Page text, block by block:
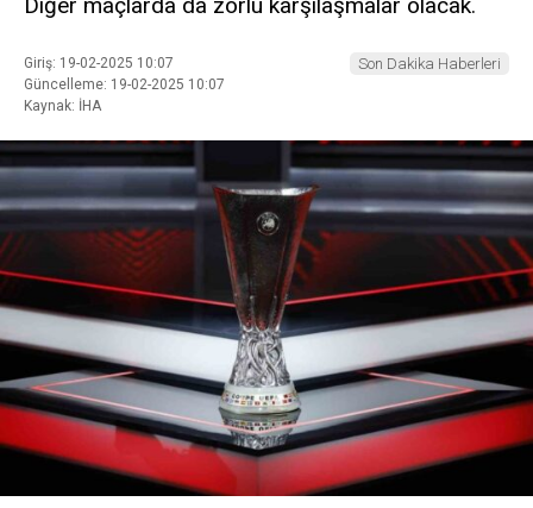
Diğer maçlarda da zorlu karşılaşmalar olacak.
Giriş: 19-02-2025 10:07
Güncelleme: 19-02-2025 10:07
Kaynak: İHA
Son Dakika Haberleri